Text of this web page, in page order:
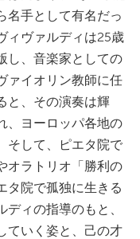
名手として有名だっ
ィヴァルディは25歳
し、音楽家としての
ァイオリン教師に任
と、その演奏は輝
、ヨーロッパ各地の
そして、ピエタ院で
オラトリオ「勝利の
タ院で孤独に生きる
ィの指導のもと、
ていく姿と、己の才